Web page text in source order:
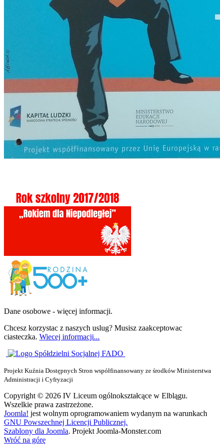
Dane osobowe - więcej informacji.
Chcesz korzystac z naszych uslug? Musisz zaakceptowac
ciasteczka. Wiecej informacji...
Projekt Kuźnia Dostępnych Stron współfinansowany ze środków Ministerstwa
Administracji i Cyfryzacji
Copyright © 2026 IV Liceum ogólnokształcące w Elblągu.
Wszelkie prawa zastrzeżone.
Joomla! jest wolnym oprogramowaniem wydanym na warunkach
GNU Powszechnej Licencji Publicznej.
Szablony dla Joomla. Projekt Joomla-Monster.com
Wróć na górę